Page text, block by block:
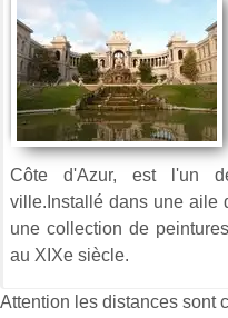
Côte d'Azur, est l'un
ville.Installé dans une aile
une collection de
au XIXe siècle.
Attention les distances sont